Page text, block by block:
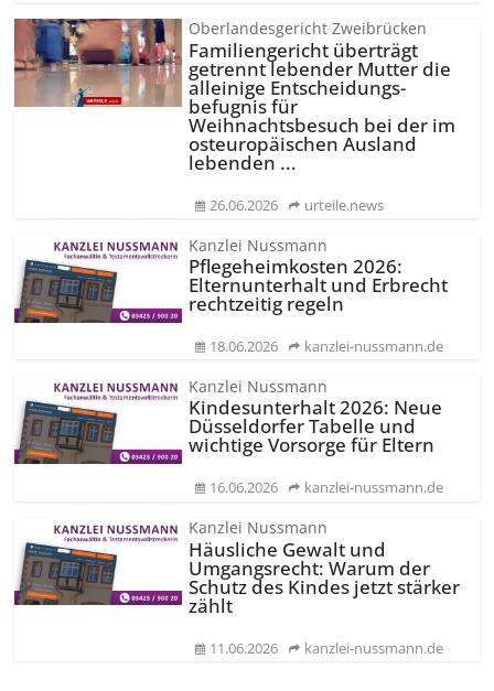
Oberlandesgericht Zweibrücken
Familiengericht überträgt
getrennt lebender Mutter die
alleinige Entscheidungs­
befugnis für
Weihnachtsbesuch bei der im
osteuropäischen Ausland
lebenden ...
26.06.2026 urteile.news
Kanzlei Nussmann
Pflegeheimkosten 2026:
Elternunterhalt und Erbrecht
rechtzeitig regeln
18.06.2026 kanzlei-nussmann.de
Kanzlei Nussmann
Kindesunterhalt 2026: Neue
Düsseldorfer Tabelle und
wichtige Vorsorge für Eltern
16.06.2026 kanzlei-nussmann.de
Kanzlei Nussmann
Häusliche Gewalt und
Umgangsrecht: Warum der
Schutz des Kindes jetzt stärker
zählt
11.06.2026 kanzlei-nussmann.de